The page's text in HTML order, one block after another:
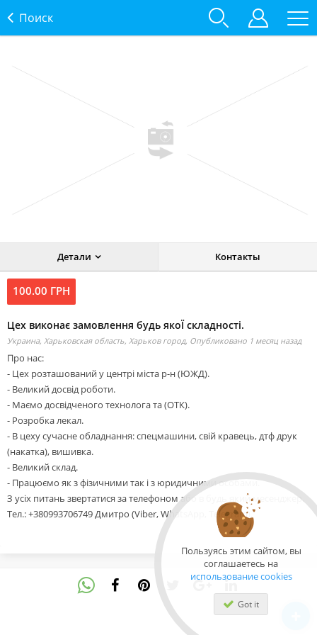
Пользуясь этим сайтом, вы
соглашаетесь на
использование cookies
Got it
Поиск
Детали Контакты
100.00 ГРН
Цех виконає замовлення будь якоЇ складності.
Украина, Харьковская область, Харьков город, Опубликовано 1 месяц назад
Про нас:
- Цех розташований у центрі міста р-н (ЮЖД).
- Великий досвід роботи.
- Маємо досвідченого технолога та (ОТК).
- Розробка лекал.
- В цеху сучасне обладнання: спецмашини, свій кравець, дтф друк
(накатка), вишивка.
- Великий склад.
- Працюємо як з фізичними так і з юридичними особами.
З усіх питань звертатися за телефоном або в будь який месенджер.
Тел.: +380993706749 Дмитро (Viber, WhatsApp, Telegram).